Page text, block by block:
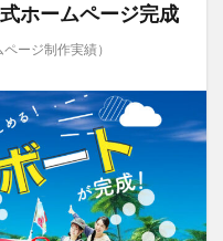
ホームページ完成
ージ制作実績）